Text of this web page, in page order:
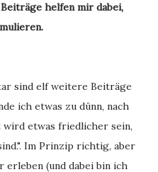
helfen mir dabei,
sind elf weitere Beiträge
ich etwas zu dünn, nach
etwas friedlicher sein,
Im Prinzip richtig, aber
(und dabei bin ich